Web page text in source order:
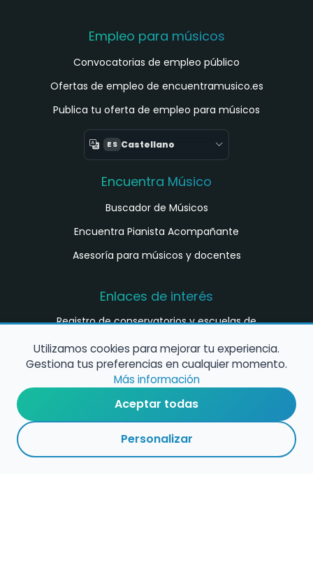
Empleo para músicos
Convocatorias de empleo público
Ofertas de empleo de encuentramusico.es
Publica tu oferta de empleo para músicos
ES Castellano
Encuentra Músico
Buscador de Músicos
Encuentra Pianista Acompañante
Asesoría para músicos y docentes
Enlaces de interés
Registro de conservatorios y escuelas de
Configura alertas de empleo
Contacta con nosotros
Utilizamos cookies para mejorar tu experiencia.
Gestiona tus preferencias en cualquier momento.
Más información
Aceptar todas
Personalizar